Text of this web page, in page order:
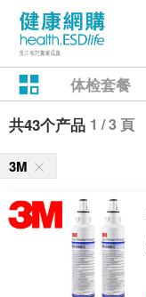
体检套餐
共43个产品 1 / 3 頁
3M